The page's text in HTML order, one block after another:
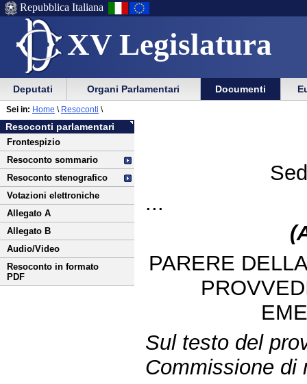
XV Legislatura
Menu
di
ausilio
alla
navigazione
Vai
Menu
di
navigazione
principale
Repubblica Italiana
Menu
di
navigazione
principale
Vai
menu
di
sezione
Deputati Organi Parlamentari Documenti
Vai
al
contenuto
Resoconti parlamentari
Frontespizio
Resoconto sommario
Resoconto stenografico
Votazioni elettroniche
Allegato A
Allegato B
Audio/Video
Resoconto in formato
PDF
Sei in: Home \ Resoconti \
...
PARERE
Sul testo del
Commissione di